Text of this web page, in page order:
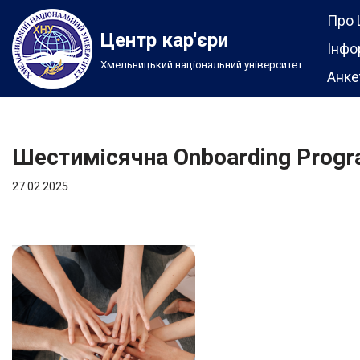
Перейти
до
вмісту
Центр кар'єри
Хмельницький національний університет
Про
Шестимісячна Onboarding
27.02.2025